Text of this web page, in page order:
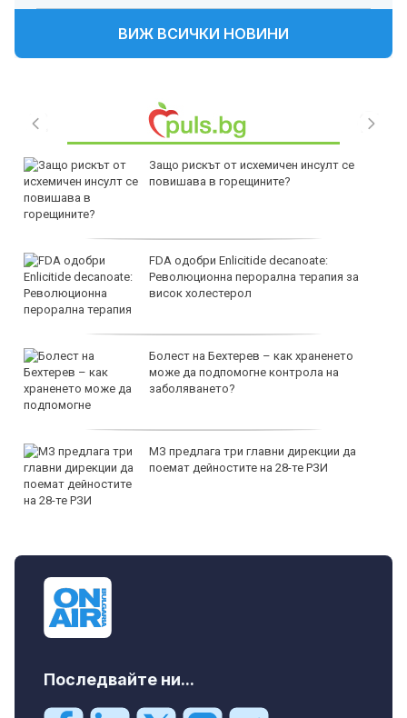
ВИЖ ВСИЧКИ НОВИНИ
Защо рискът от исхемичен инсулт се
повишава в горещините?
FDA одобри Еnlicitide decanoate:
Революционна перорална терапия за
висок холестерол
Болест на Бехтерев – как храненето
може да подпомогне контрола на
заболяването?
МЗ предлага три главни дирекции да
поемат дейностите на 28-те РЗИ
Последвайте ни...